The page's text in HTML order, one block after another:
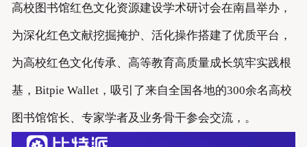
高校图书馆红色文化资源建设学术研讨会在南昌举办，
为深化红色文献挖掘掩护、活化操作搭建了优质平台，
为高校红色文化传承、高等教育高质量成长筑牢实践根
基，Bitpie Wallet，吸引了来自全国各地的300余名高校
图书馆馆长、专家学者及业务骨干参会交流，。